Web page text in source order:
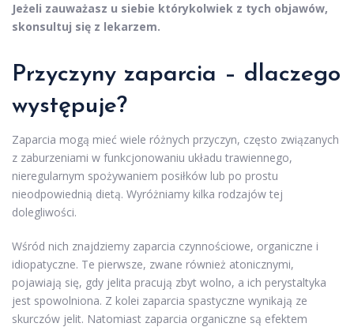
Jeżeli zauważasz u siebie którykolwiek z tych objawów,
skonsultuj się z lekarzem.
Przyczyny zaparcia – dlaczego
występuje?
Zaparcia mogą mieć wiele różnych przyczyn, często związanych
z zaburzeniami w funkcjonowaniu układu trawiennego,
nieregularnym spożywaniem posiłków lub po prostu
nieodpowiednią dietą. Wyróżniamy kilka rodzajów tej
dolegliwości.
Wśród nich znajdziemy zaparcia czynnościowe, organiczne i
idiopatyczne. Te pierwsze, zwane również atonicznymi,
pojawiają się, gdy jelita pracują zbyt wolno, a ich perystaltyka
jest spowolniona. Z kolei zaparcia spastyczne wynikają ze
skurczów jelit. Natomiast zaparcia organiczne są efektem